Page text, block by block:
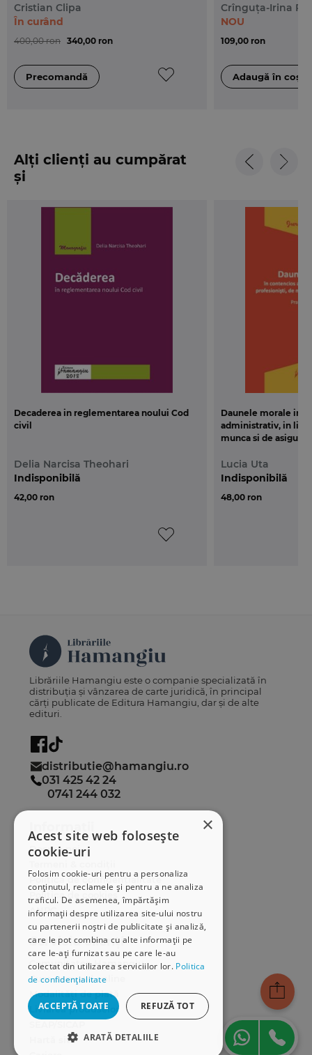
Cristian Clipa
400,00 ron 340,00 ron
În curând
Crînguța-Irina
109,00 ron
NOU
Alți clienți au cumpărat
și
Decaderea in reglementarea noului Cod
civil
Delia Narcisa Theohari
42,00 ron
Indisponibilă
Daunele morale in
administrativ, in
munca si de
Lucia Uta
48,00 ron
Indisponibilă
×
Acest site web folosește
cookie-uri
Folosim cookie-uri pentru a personaliza
conținutul, reclamele și pentru a ne analiza
traficul. De asemenea, împărtășim
informații despre utilizarea site-ului nostru
cu partenerii noștri de publicitate și analiză,
care le pot combina cu alte informații pe
care le-ați furnizat sau pe care le-au
colectat din utilizarea serviciilor lor. Politica
de confidențialitate
ACCEPTĂ TOATE REFUZĂ TOT
ARATĂ DETALIILE
Librăriile Hamangiu este o companie specializată în
distribuția și vânzarea de carte juridică, în principal
cărți publicate de Editura Hamangiu, dar și de alte
edituri.
distributie@hamangiu.ro
031 425 42 24
0741 244 032
Informații
Despre noi
Politica de confidențialitate
Politica de cookies
ANPC
Serviciu clienți
Comunitatea Hamangiu
Cum comand online
Modalități de plată
Livrarea produselor
Hartă site